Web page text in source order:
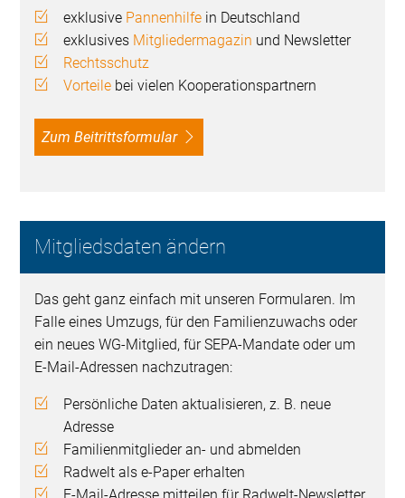
exklusive Pannenhilfe in Deutschland
exklusives Mitgliedermagazin und Newsletter
Rechtsschutz
Vorteile bei vielen Kooperationspartnern
Zum Beitrittsformular
Mitgliedsdaten ändern
Das geht ganz einfach mit unseren Formularen. Im
Falle eines Umzugs, für den Familienzuwachs oder
ein neues WG-Mitglied, für SEPA-Mandate oder um
E-Mail-Adressen nachzutragen:
Persönliche Daten aktualisieren, z. B. neue
Adresse
Familienmitglieder an- und abmelden
Radwelt als e-Paper erhalten